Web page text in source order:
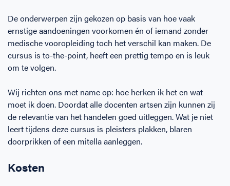
De onderwerpen zijn gekozen op basis van hoe vaak
ernstige aandoeningen voorkomen én of iemand zonder
medische vooropleiding toch het verschil kan maken. De
cursus is to-the-point, heeft een prettig tempo en is leuk
om te volgen.
Wij richten ons met name op: hoe herken ik het en wat
moet ik doen. Doordat alle docenten artsen zijn kunnen zij
de relevantie van het handelen goed uitleggen. Wat je niet
leert tijdens deze cursus is pleisters plakken, blaren
doorprikken of een mitella aanleggen.
Kosten